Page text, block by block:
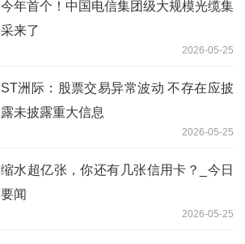
今年首个！中国电信集团级大规模光缆集
采来了
2026-05-25
ST洲际：股票交易异常波动 不存在应披
露未披露重大信息
2026-05-25
缩水超亿张，你还有几张信用卡？_今日
要闻
2026-05-25